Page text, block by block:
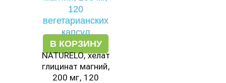
В КОРЗИНУ
NATURELO, хелат
глицинат магний,
200 мг, 120